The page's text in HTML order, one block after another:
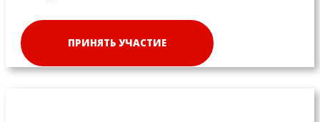
ПРИНЯТЬ УЧАСТИЕ